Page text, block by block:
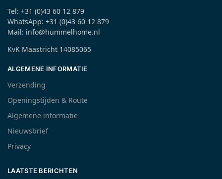
Tel: +31 (0)43 60 12 879
WhatsApp: +31 (0)43 60 12 879
Mail: info@hummelhome.nl
KvK Maastricht 14085065
ALGEMENE INFORMATIE
Verzending
Openingstijden & Route
Algemene informatie
Nieuwsbrief
Privacy
LAATSTE BERICHTEN